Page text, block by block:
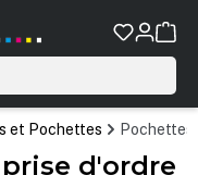
et Pochettes Pochettes
d'ordre